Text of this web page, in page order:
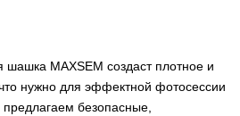
MAXSEM создаст плотное и
нужно для эффектной фотосессии
безопасные,